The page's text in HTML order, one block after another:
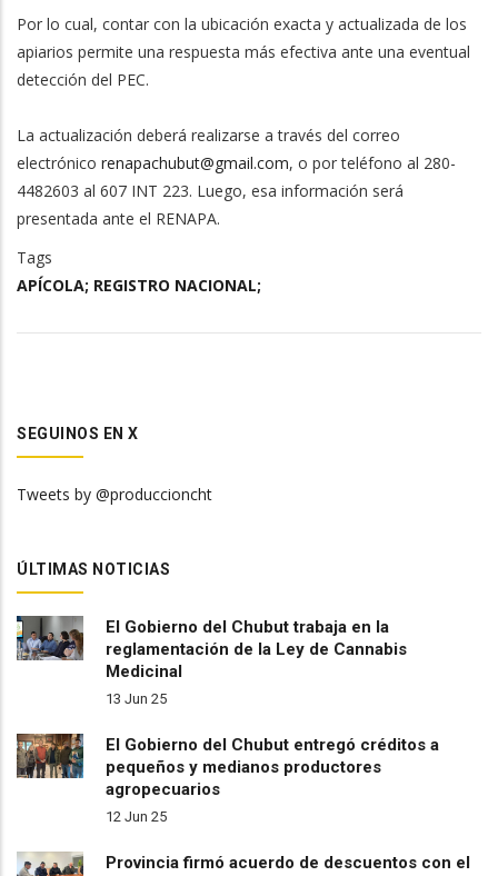
Por lo cual, contar con la ubicación exacta y actualizada de los
apiarios permite una respuesta más efectiva ante una eventual
detección del PEC.
La actualización deberá realizarse a través del correo
electrónico renapachubut@gmail.com, o por teléfono al 280-
4482603 al 607 INT 223. Luego, esa información será
presentada ante el RENAPA.
Tags
APÍCOLA; REGISTRO NACIONAL;
SEGUINOS EN X
Tweets by @produccioncht
ÚLTIMAS NOTICIAS
El Gobierno del Chubut trabaja en la
reglamentación de la Ley de Cannabis
Medicinal
13 Jun 25
El Gobierno del Chubut entregó créditos a
pequeños y medianos productores
agropecuarios
12 Jun 25
Provincia firmó acuerdo de descuentos con el